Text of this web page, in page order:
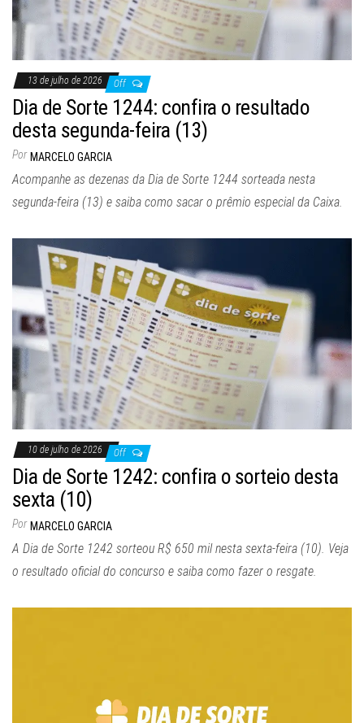
13 de julho de 2026 Off
Dia de Sorte 1244: confira o resultado
desta segunda-feira (13)
Por MARCELO GARCIA
Acompanhe as dezenas da Dia de Sorte 1244 sorteada nesta
segunda-feira (13) e saiba como sacar o prêmio especial da Caixa.
10 de julho de 2026 Off
Dia de Sorte 1242: confira o sorteio desta
sexta (10)
Por MARCELO GARCIA
A Dia de Sorte 1242 sorteou R$ 650 mil nesta sexta-feira (10). Veja
o resultado oficial do concurso e saiba como fazer o resgate.